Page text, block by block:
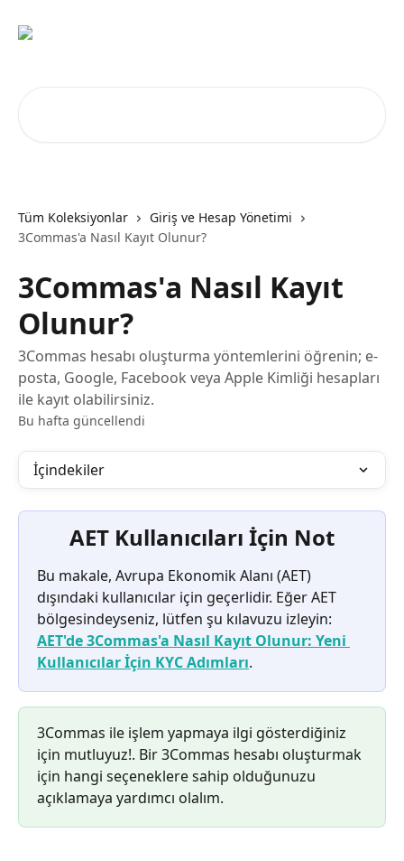
Tüm Koleksiyonlar
Giriş ve Hesap Yönetimi
3Commas'a Nasıl Kayıt Olunur?
3Commas'a Nasıl Kayıt
Olunur?
3Commas hesabı oluşturma yöntemlerini öğrenin; e-
posta, Google, Facebook veya Apple Kimliği hesapları
ile kayıt olabilirsiniz.
Bu hafta güncellendi
İçindekiler
AET Kullanıcıları İçin Not
Bu makale, Avrupa Ekonomik Alanı (AET)
dışındaki kullanıcılar için geçerlidir. Eğer AET
bölgesindeyseniz, lütfen şu kılavuzu izleyin:
AET'de 3Commas'a Nasıl Kayıt Olunur: Yeni
Kullanıcılar İçin KYC Adımları.
3Commas ile işlem yapmaya ilgi gösterdiğiniz
için mutluyuz!. Bir 3Commas hesabı oluşturmak
için hangi seçeneklere sahip olduğunuzu
açıklamaya yardımcı olalım.